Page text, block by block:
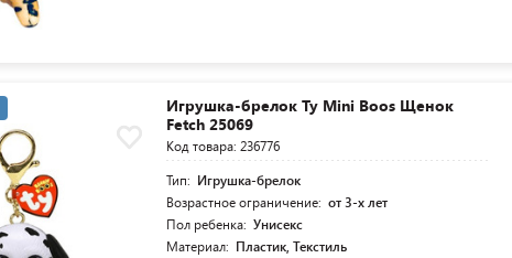
Игрушка-брелок Ty Mini Boos Щенок
Fetch 25069
Код товара: 236776
Тип: Игрушка-брелок
Возрастное ограничение: от 3-х лет
Пол ребенка: Унисекс
Материал: Пластик, Текстиль